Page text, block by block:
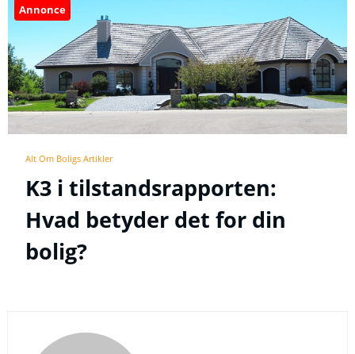
Annonce
Alt Om Boligs Artikler
K3 i tilstandsrapporten:
Hvad betyder det for din
bolig?